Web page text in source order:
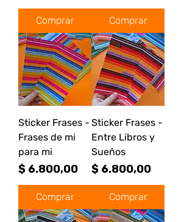
Comprar Comprar
Sticker Frases -
Frases de mi
para mi
Precio
$ 6.800,00
Comprar
Sticker Frases -
Entre Libros y
Sueños
Precio
$ 6.800,00
Comprar